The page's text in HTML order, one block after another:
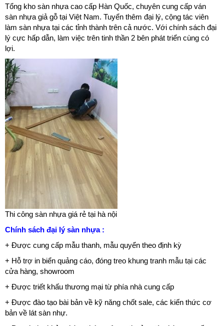
Tổng kho sàn nhựa cao cấp Hàn Quốc, chuyên cung cấp ván
sàn nhựa giả gỗ tại Việt Nam. Tuyển thêm đại lý, cộng tác viên
làm sàn nhựa tại các tỉnh thành trên cả nước. Với chính sách đại
lý cực hấp dẫn, làm việc trên tinh thần 2 bên phát triển cùng có
lợi.
Thi công sàn nhựa giá rẻ tại hà nội
Chính sách đại lý sàn nhựa :
+ Được cung cấp mẫu thanh, mẫu quyển theo định kỳ
+ Hỗ trợ in biển quảng cáo, đóng treo khung tranh mẫu tại các
cửa hàng, showroom
+ Được triết khấu thương mại từ phía nhà cung cấp
+ Được đào tạo bài bản về kỹ năng chốt sale, các kiến thức cơ
bản về lát sàn nhự.